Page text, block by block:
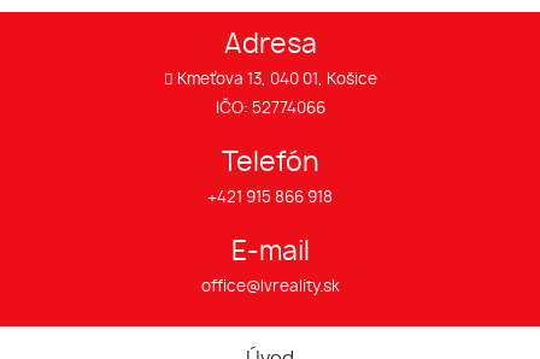
Adresa
Kmeťova 13, 040 01, Košice
IČO: 52774066
Telefón
+421 915 866 918
E-mail
office@lvreality.sk